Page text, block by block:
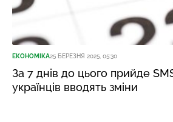
ЕКОНОМІКА25 БЕРЕЗНЯ 2025, 05:30
За 7 днів до цього прийде
українців вводять зміни